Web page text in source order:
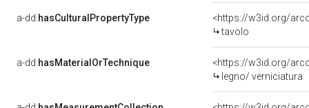
a-dd:hasCulturalPropertyType
<https://w3id.org/
tavolo
a-dd:hasMaterialOrTechnique
<https://w3id.org/
legno/ verniciatura